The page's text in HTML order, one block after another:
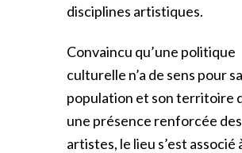
disciplines artistiques.
Convaincu qu’une politique
culturelle n’a de sens pour sa
population et son territoire
une présence renforcée des
artistes, le lieu s’est associé